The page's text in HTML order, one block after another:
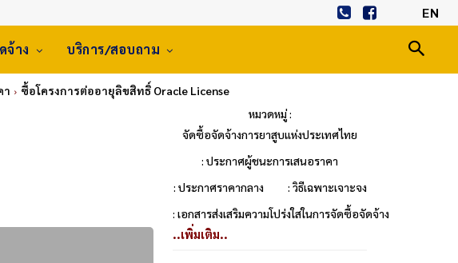
EN
จ้าง บริการ/สอบถาม
า ซื้อโครงการต่ออายุลิขสิทธิ์ Oracle License
หมวดหมู่ :
จัดซื้อจัดจ้างการยาสูบแห่งประเทศไทย
: ประกาศผู้ชนะการเสนอราคา
: ประกาศราคากลาง
: วิธีเฉพาะเจาะจง
: เอกสารส่งเสริมความโปร่งใสในการจัดซื้อจัดจ้าง
..เพิ่มเติม..